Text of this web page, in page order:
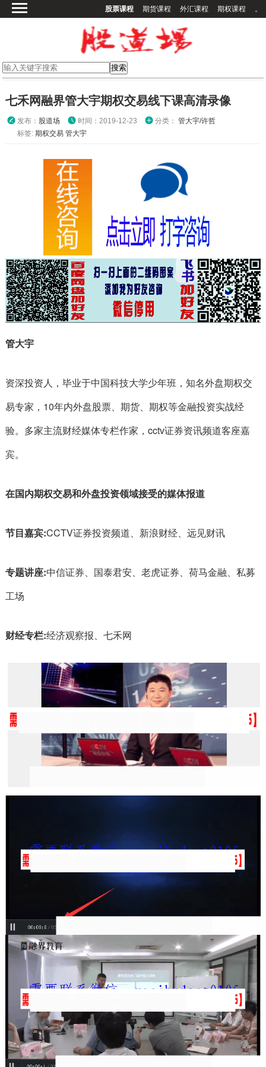
股票课程 期货课程 外汇课程 期权课程 。
期货课程
外汇课程
高校课程
七禾网融界管大宇期权交易线下课高清录像
发布： 股道场 时间：2019-12-23 分类： 管大宇/许哲
标签: 期权交易 管大宇
管大宇
资深投资人，毕业于中国科技大学少年班，知名外盘期权交
易专家，10年内外盘股票、期货、期权等金融投资实战经
验。多家主流财经媒体专栏作家，cctv证券资讯频道客座嘉
宾。
在国内期权交易和外盘投资领域接受的媒体报道
节目嘉宾:CCTV证券投资频道、新浪财经、远见财讯
专题讲座:中信证券、国泰君安、老虎证券、荷马金融、私募
工场
财经专栏:经济观察报、七禾网